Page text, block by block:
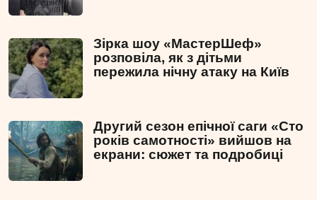
Зірка шоу «МастерШеф»
розповіла, як з дітьми
пережила нічну атаку на Київ
Другий сезон епічної саги «Сто
років самотності» вийшов на
екрани: сюжет та подробиці